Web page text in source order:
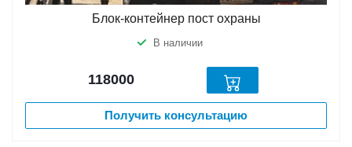
Блок-контейнер пост охраны
В наличии
118000
Получить консультацию